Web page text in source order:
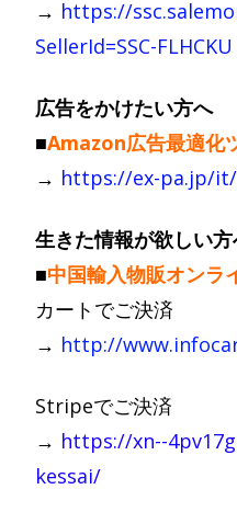
→ https://
SellerId=SSC-FLHCKU
広告をかけたい方へ
■Amazon広告最適化
→ https://ex-pa.jp/it/
生きた情報が欲しい
■中国輸入物販オンラ
カートでご決済
→ http://
Stripeでご決済
→ https://xn--
kessai/